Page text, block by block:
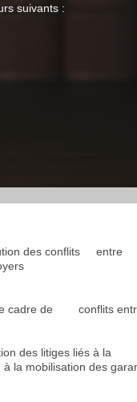
suivants :
des conflits entre
le cadre de conflits
des litiges liés à la
la mobilisation des